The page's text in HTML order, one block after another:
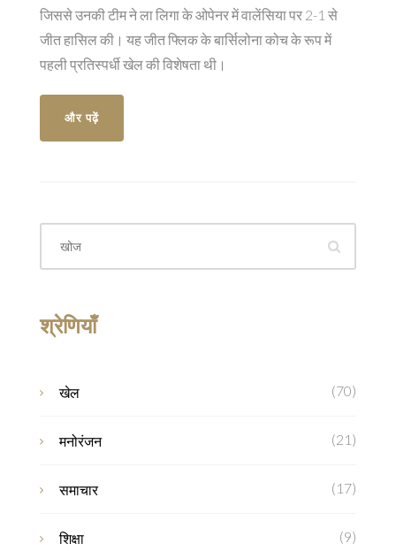
जिससे उनकी टीम ने ला लिगा के ओपेनर में वालेंसिया पर 2-1 से
जीत हासिल की। यह जीत फ्लिक के बार्सिलोना कोच के रूप में
पहली प्रतिस्पर्धी खेल की विशेषता थी।
और पढ़ें
श्रेणियाँ
खेल (70)
मनोरंजन (21)
समाचार (17)
शिक्षा (9)